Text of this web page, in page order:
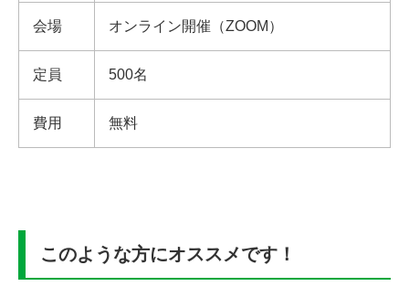
会場 オンライン開催（ZOOM）
定員 500名
費用 無料
このような方にオススメです！